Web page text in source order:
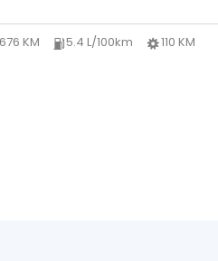
KM 5.4 L/100km 110 KM